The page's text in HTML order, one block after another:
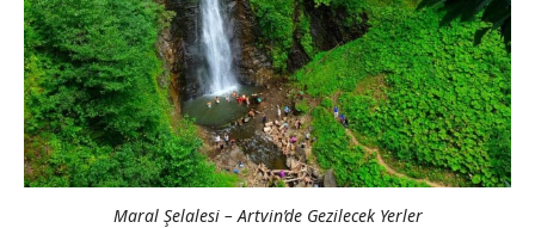
Maral Şelalesi – Artvin’de Gezilecek Yerler